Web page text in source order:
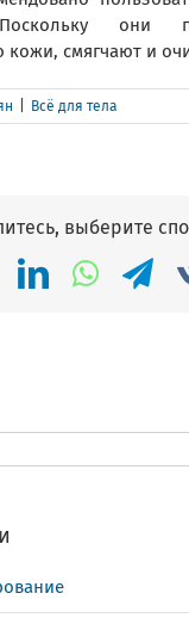
они
кожи, смягчают и
Всё для тела
выберите
LinkedIn